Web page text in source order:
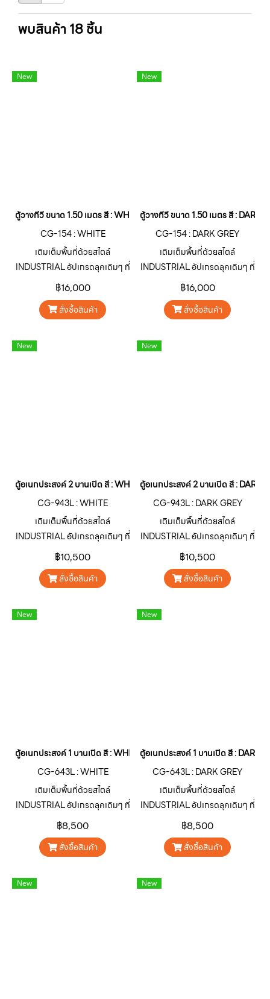
พบสินค้า 18 ชิ้น
New
ตู้วางทีวี ขนาด 1.50 เมตร สี : WHITE
CG-154 : WHITE
เติมเต็มพื้นที่ด้วยสไตล์
INDUSTRIAL อัปเกรดลุคเดิมๆ ที่
จำเจให้โดดเด่น ดิบ เท่ ไม่เหมือน
ใครด้วยตู้เหล็กอเนกประสงค์ ซีรีส์
CARGO “คาร์โก” สินค้ากลุ่มตู้
FURNITURE ออกแบบมาเพื่อ
฿16,000
สั่งซื้อสินค้า
New
ตู้วางทีวี ขนาด 1.50 เมตร สี : DARK
CG-154 : DARK GREY
เติมเต็มพื้นที่ด้วยสไตล์
INDUSTRIAL อัปเกรดลุคเดิมๆ ที่
จำเจให้โดดเด่น ดิบ เท่ ไม่เหมือน
ใครด้วยตู้เหล็กอเนกประสงค์ ซีรีส์
CARGO “คาร์โก” สินค้ากลุ่มตู้
FURNITURE ออกแบบมาเพื่อ
฿16,000
สั่งซื้อสินค้า
New
ตู้อเนกประสงค์ 2 บานเปิด สี : WHITE
CG-943L : WHITE
เติมเต็มพื้นที่ด้วยสไตล์
INDUSTRIAL อัปเกรดลุคเดิมๆ ที่
จำเจให้โดดเด่น ดิบ เท่ ไม่เหมือน
ใครด้วยตู้เหล็กอเนกประสงค์ ซีรีส์
CARGO “คาร์โก” สินค้ากลุ่มตู้
FURNITURE ออกแบบมาเพื่อ
฿10,500
สั่งซื้อสินค้า
New
ตู้อเนกประสงค์ 2 บานเปิด สี : DARK
CG-943L : DARK GREY
เติมเต็มพื้นที่ด้วยสไตล์
INDUSTRIAL อัปเกรดลุคเดิมๆ ที่
จำเจให้โดดเด่น ดิบ เท่ ไม่เหมือน
ใครด้วยตู้เหล็กอเนกประสงค์ ซีรีส์
CARGO “คาร์โก” สินค้ากลุ่มตู้
FURNITURE ออกแบบมาเพื่อ
฿10,500
สั่งซื้อสินค้า
New
ตู้อเนกประสงค์ 1 บานเปิด สี : WHITE
CG-643L : WHITE
เติมเต็มพื้นที่ด้วยสไตล์
INDUSTRIAL อัปเกรดลุคเดิมๆ ที่
จำเจให้โดดเด่น ดิบ เท่ ไม่เหมือน
ใครด้วยตู้เหล็กอเนกประสงค์ ซีรีส์
CARGO “คาร์โก” สินค้ากลุ่มตู้
FURNITURE ออกแบบมาเพื่อ
฿8,500
สั่งซื้อสินค้า
New
ตู้อเนกประสงค์ 1 บานเปิด สี : DARK
CG-643L : DARK GREY
เติมเต็มพื้นที่ด้วยสไตล์
INDUSTRIAL อัปเกรดลุคเดิมๆ ที่
จำเจให้โดดเด่น ดิบ เท่ ไม่เหมือน
ใครด้วยตู้เหล็กอเนกประสงค์ ซีรีส์
CARGO “คาร์โก” สินค้ากลุ่มตู้
FURNITURE ออกแบบมาเพื่อ
฿8,500
สั่งซื้อสินค้า
New New